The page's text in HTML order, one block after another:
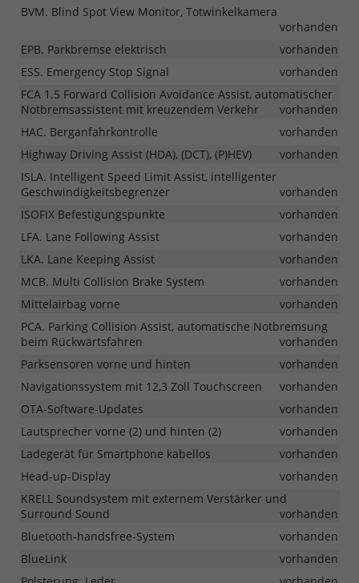
BVM. Blind Spot View Monitor, Totwinkelkamera
vorhanden
EPB. Parkbremse elektrisch
vorhanden
ESS. Emergency Stop Signal
vorhanden
FCA 1.5 Forward Collision Avoidance Assist, automatischer
Notbremsassistent mit kreuzendem Verkehr
vorhanden
HAC. Berganfahrkontrolle
vorhanden
Highway Driving Assist (HDA), (DCT), (P)HEV)
vorhanden
ISLA. Intelligent Speed Limit Assist, intelligenter
Geschwindigkeitsbegrenzer
vorhanden
ISOFIX Befestigungspunkte
vorhanden
LFA. Lane Following Assist
vorhanden
LKA. Lane Keeping Assist
vorhanden
MCB. Multi Collision Brake System
vorhanden
Mittelairbag vorne
vorhanden
PCA. Parking Collision Assist, automatische Notbremsung
beim Rückwärtsfahren
vorhanden
Parksensoren vorne und hinten
vorhanden
Navigationssystem mit 12,3 Zoll Touchscreen
vorhanden
OTA-Software-Updates
vorhanden
Lautsprecher vorne (2) und hinten (2)
vorhanden
Ladegerät für Smartphone kabellos
vorhanden
Head-up-Display
vorhanden
KRELL Soundsystem mit externem Verstärker und
Surround Sound
vorhanden
Bluetooth-handsfree-System
vorhanden
BlueLink
vorhanden